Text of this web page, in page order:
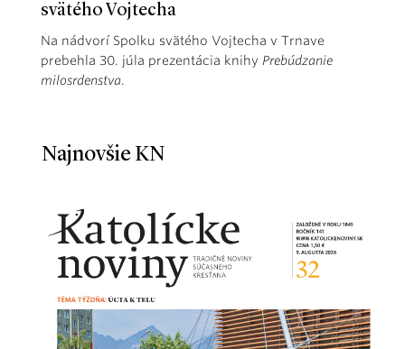
svätého Vojtecha
Na nádvorí Spolku svätého Vojtecha v Trnave
prebehla 30. júla prezentácia knihy Prebúdzanie
milosrdenstva.
Najnovšie KN